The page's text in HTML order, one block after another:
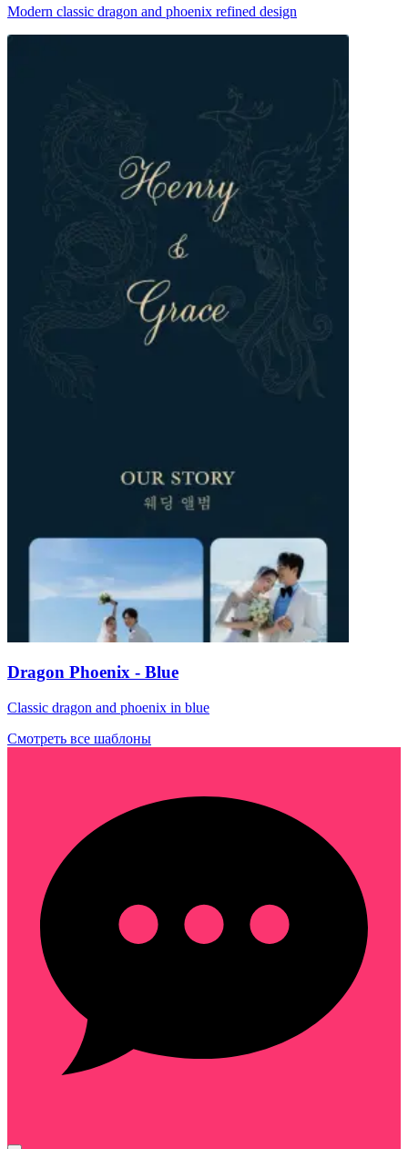
Modern classic dragon and phoenix refined design
Dragon Phoenix - Blue
Classic dragon and phoenix in blue
Смотреть все шаблоны